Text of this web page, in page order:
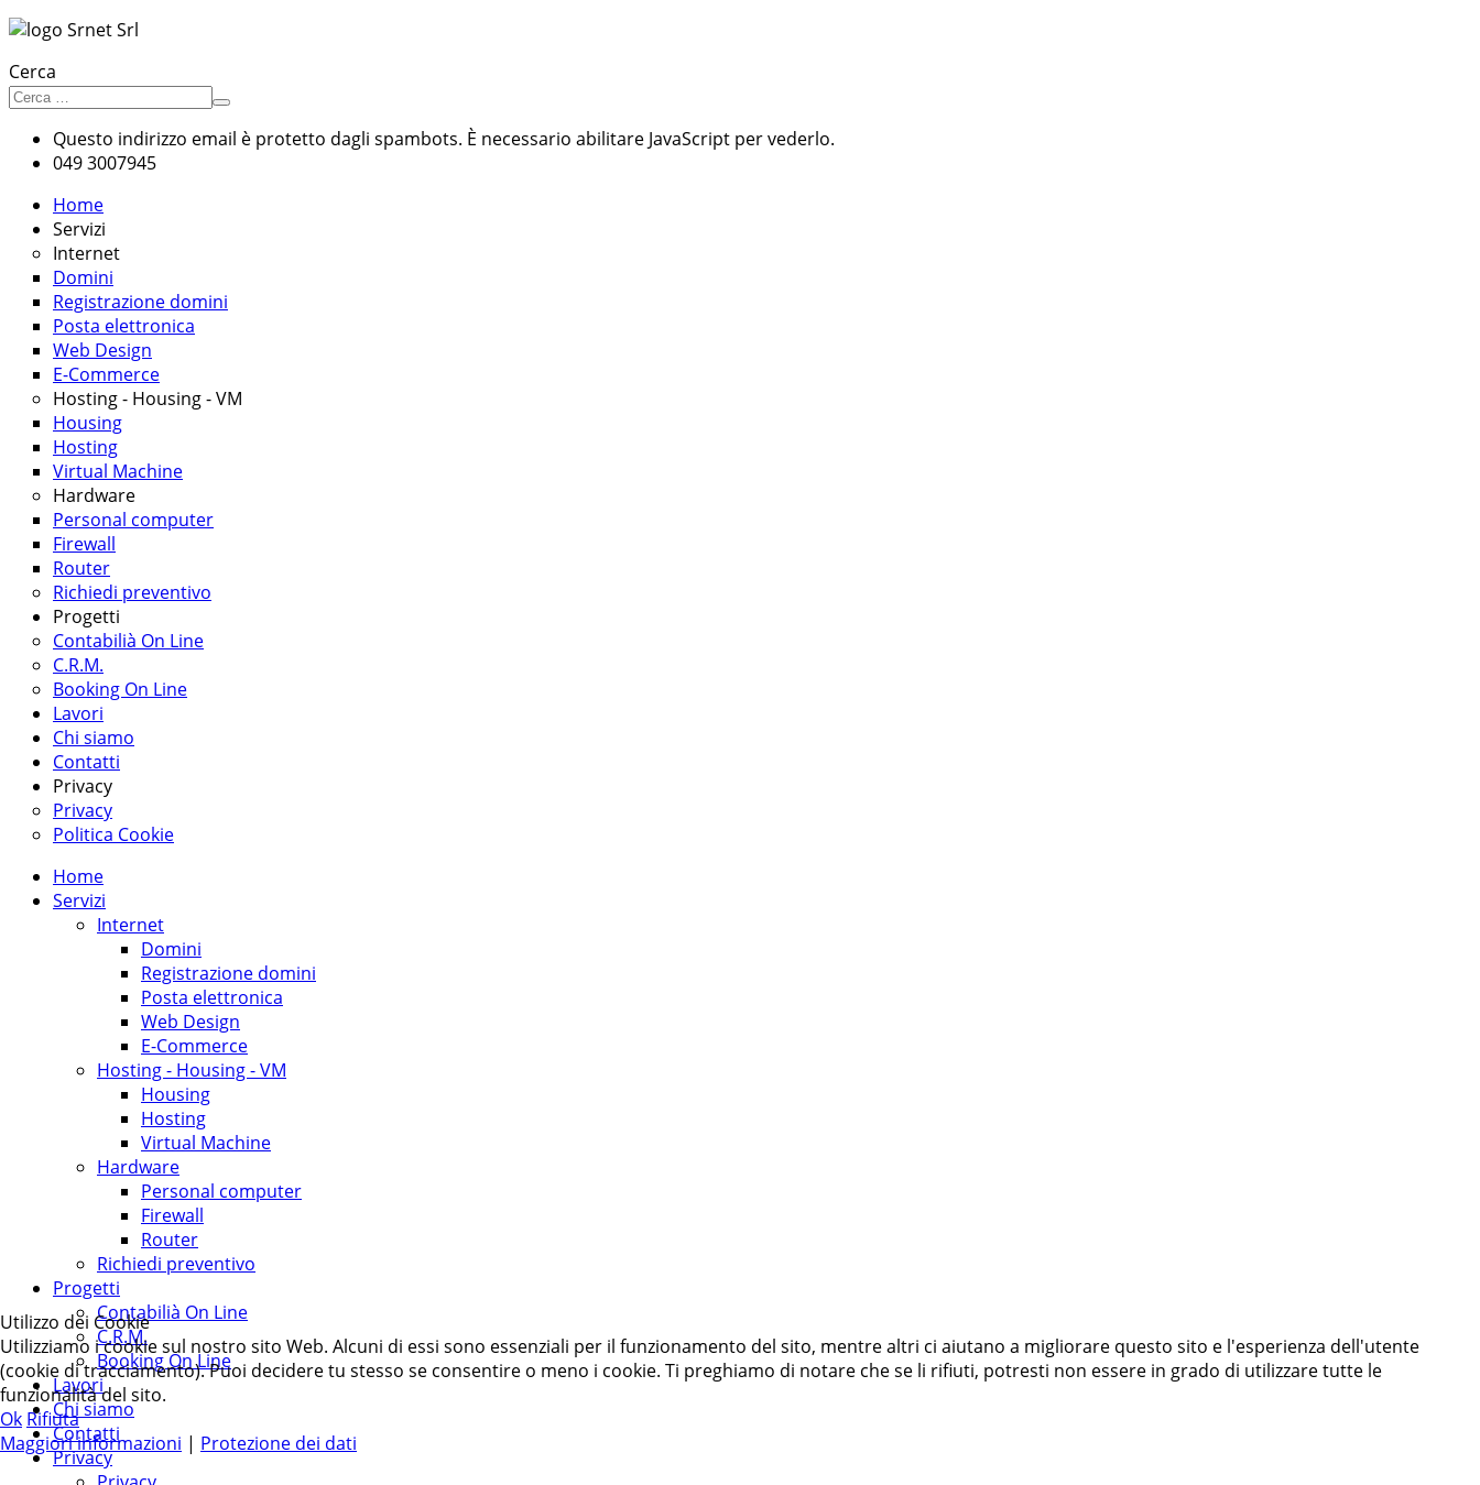
Cerca
Questo indirizzo email è protetto dagli spambots. È necessario abilitare JavaScript per vederlo.
049 3007945
Home
Servizi
Internet
Domini
Registrazione domini
Posta elettronica
Web Design
E-Commerce
Hosting - Housing - VM
Housing
Hosting
Virtual Machine
Hardware
Personal computer
Firewall
Router
Richiedi preventivo
Progetti
Contabilià On Line
C.R.M.
Booking On Line
Lavori
Chi siamo
Contatti
Privacy
Privacy
Politica Cookie
Home
Servizi
Internet
Domini
Registrazione domini
Posta elettronica
Web Design
E-Commerce
Hosting - Housing - VM
Housing
Hosting
Virtual Machine
Hardware
Personal computer
Firewall
Router
Richiedi preventivo
Progetti
Contabilià On Line
C.R.M.
Booking On Line
Lavori
Chi siamo
Contatti
Privacy
Utilizzo dei Cookie
Utilizziamo i cookie sul nostro sito Web. Alcuni di essi sono essenziali per il funzionamento del sito, mentre altri ci aiutano a migliorare questo sito e l'esperienza dell'utente
(cookie di tracciamento). Puoi decidere tu stesso se consentire o meno i cookie. Ti preghiamo di notare che se li rifiuti, potresti non essere in grado di utilizzare tutte le
funzionalità del sito.
Ok Rifiuta
Maggiori informazioni | Protezione dei dati